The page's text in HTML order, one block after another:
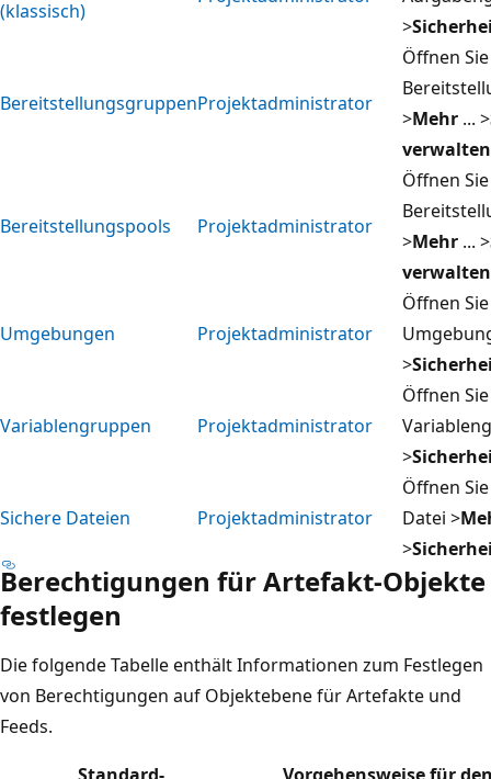
(klassisch)
>
BereitstellungsgruppenProjektadministrator
Öffnen
>Mehr ... >
verwalten
Bereitstellungspools Projektadministrator
Öffnen
>Mehr ... >
verwalten
Umgebungen Projektadministrator
Öffnen
>
Variablengruppen Projektadministrator
Öffnen
>
Sichere Dateien Projektadministrator
Öffnen
Datei >
>
Berechtigungen für Artefakt-Objekte
festlegen
Die folgende Tabelle enthält Informationen zum Festlegen
von Berechtigungen auf Objektebene für Artefakte und
Feeds.
Standard-
Vorgehensweise für